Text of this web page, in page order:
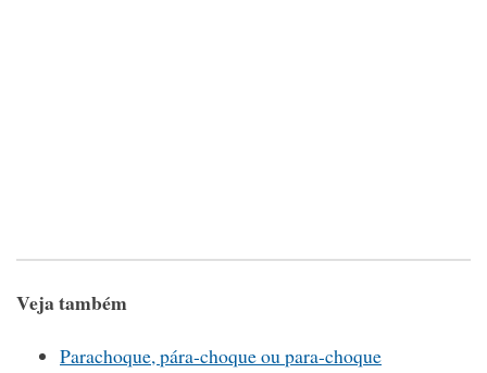
Veja também
Parachoque, pára-choque ou para-choque